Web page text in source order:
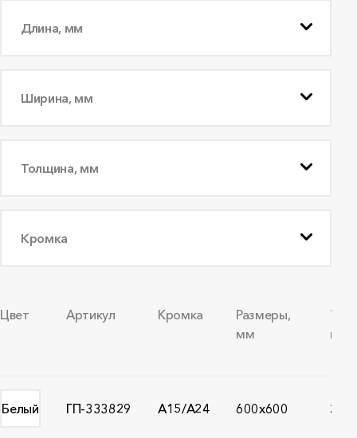
Длина, мм
Ширина, мм
Толщина, мм
Кромка
Цвет Артикул Кромка
Размеры,
мм
мм
Белый ГП-333829 A15/A24 600x600 20